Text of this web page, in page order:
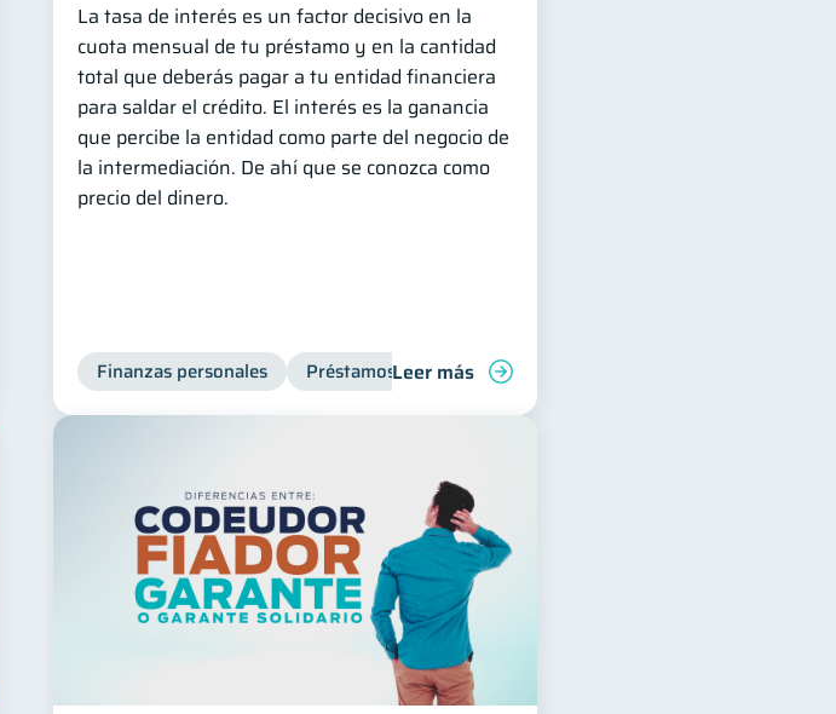
La tasa de interés es un factor decisivo en la
cuota mensual de tu préstamo y en la cantidad
total que deberás pagar a tu entidad financiera
para saldar el crédito. El interés es la ganancia
que percibe la entidad como parte del negocio de
la intermediación. De ahí que se conozca como
precio del dinero.
Finanzas personales Préstamos Productos financieros
Leer más